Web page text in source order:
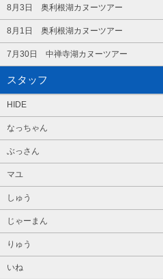
8月3日 奥利根湖カヌーツアー
8月1日 奥利根湖カヌーツアー
7月30日 中禅寺湖カヌーツアー
スタッフ
HIDE
なっちゃん
ぶっさん
マユ
しゅう
じゃーまん
りゅう
いね